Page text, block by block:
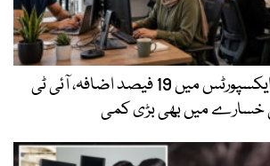
پاکستان کی سروسز ایکسپورٹس میں 19 فیصد اضافہ، آئی ٹی
خسارے میں بھی بڑی کمی